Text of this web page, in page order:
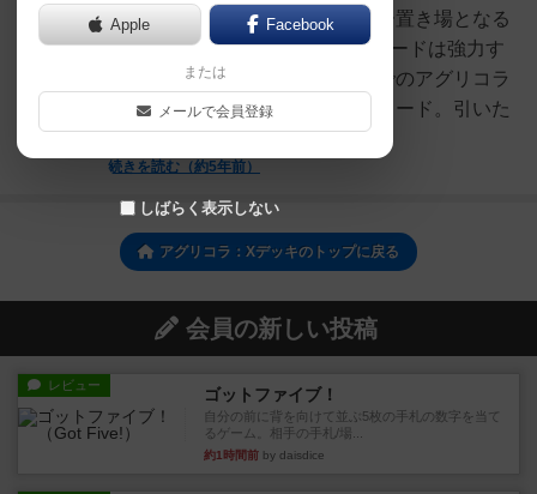
影響するカード、共通のワーカー置き場となる
カードもあります。Xデッキのカードは強力す
ぎます。度を越していてこれまでのアグリコラ
をぶち壊します。例えばこんなカード。引いた
人だけがこの効果を使用...
続きを読む（約5年前）
アグリコラ：Xデッキのトップに戻る
会員の新しい投稿
レビュー ゴットファイブ！
自分の前に背を向けて並ぶ5枚の手札の数字を当て
るゲーム。相手の手札/場...
約1時間前 by daisdice
Apple Facebook
または
メールで会員登録
しばらく表示しない